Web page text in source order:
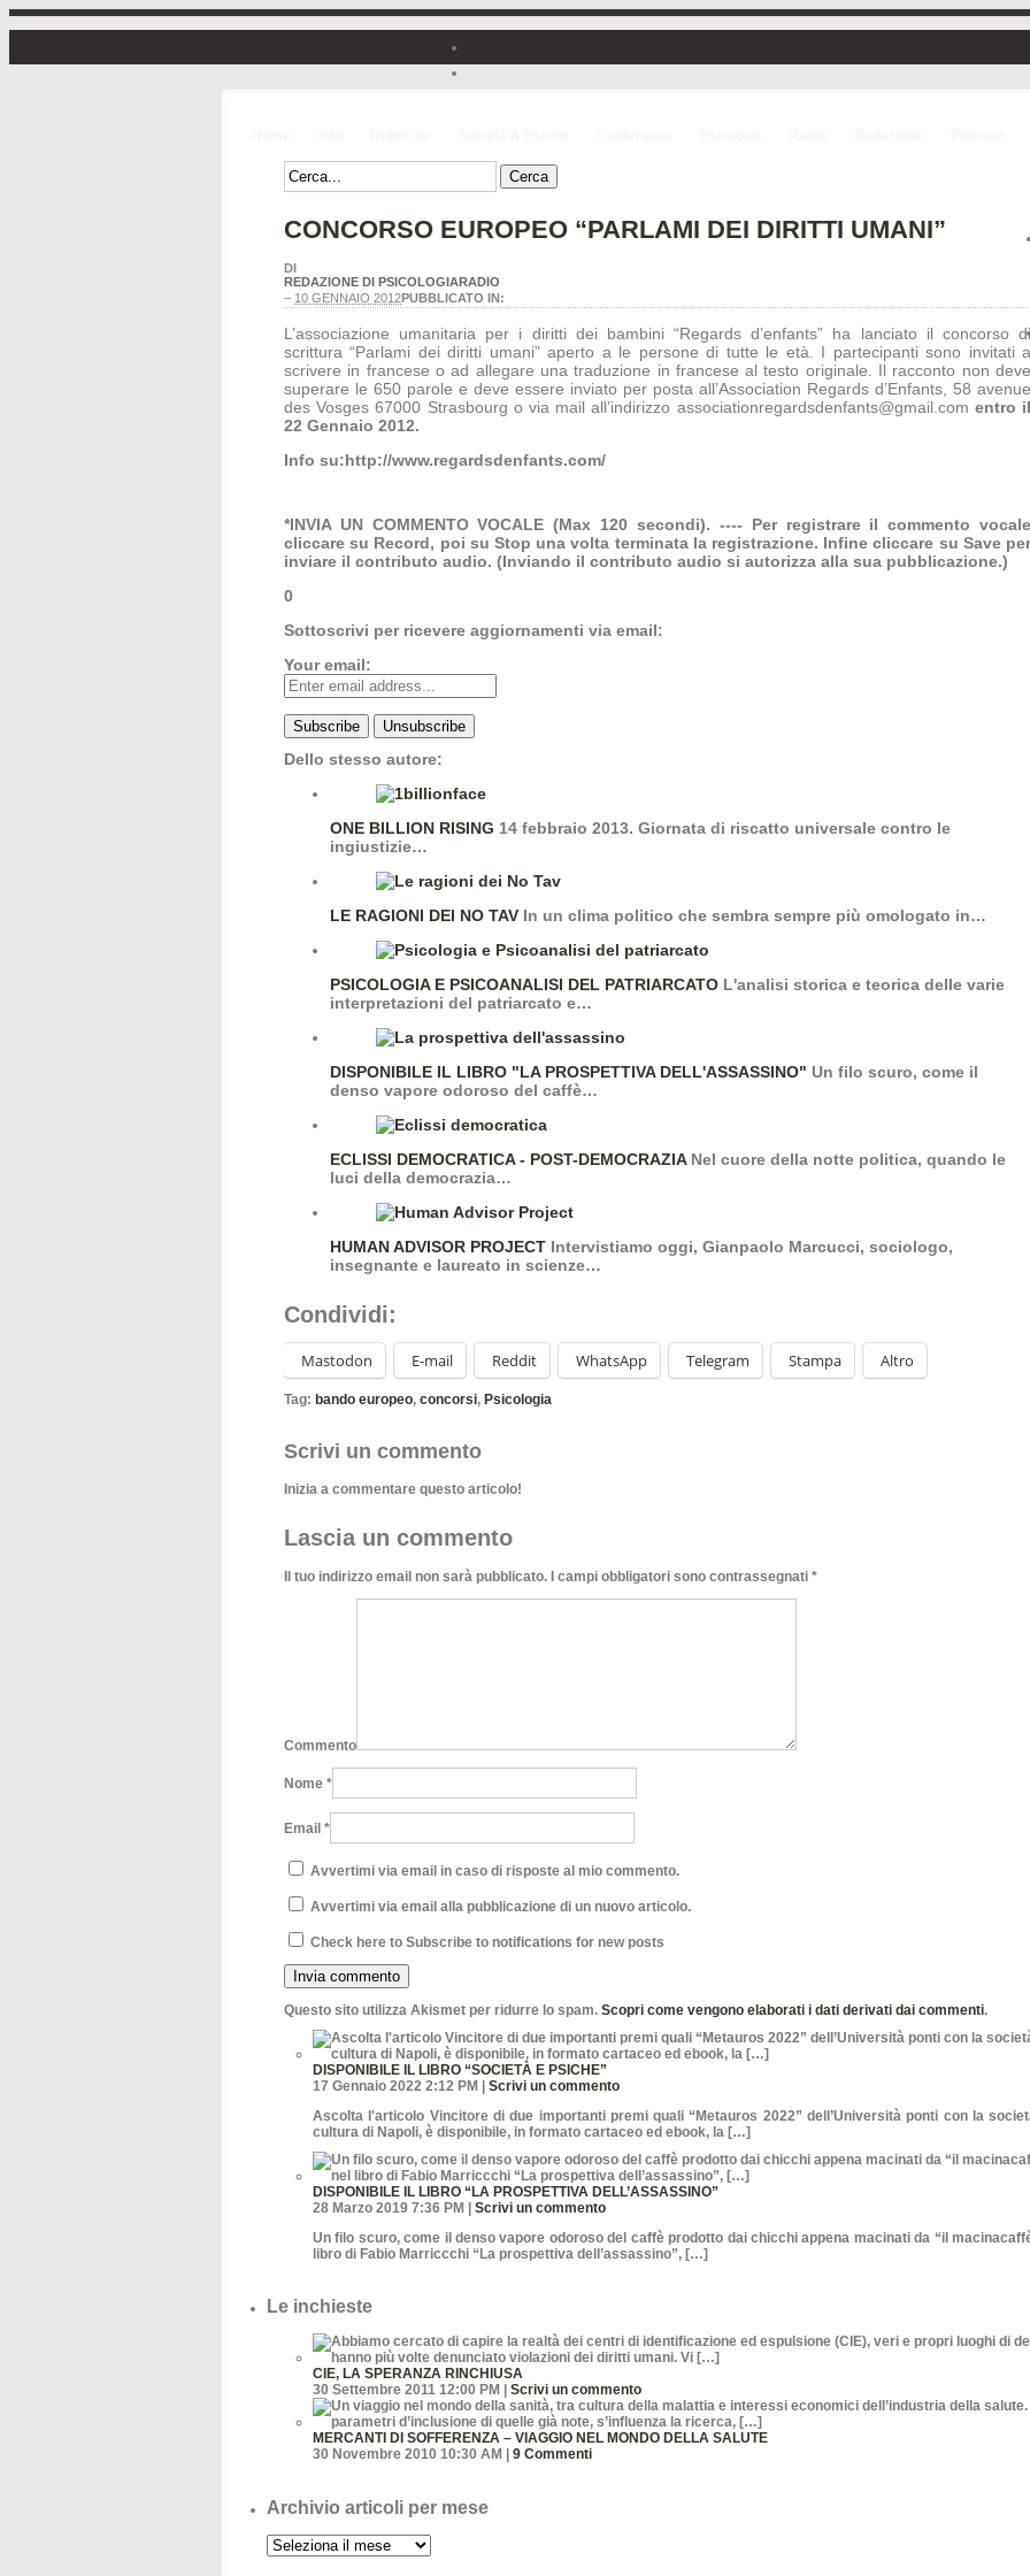
CONCORSO EUROPEO “PARLAMI DEI DIRITTI UMANI”
DI
REDAZIONE DI PSICOLOGIARADIO
– 10 GENNAIO 2012PUBBLICATO IN:
L’associazione umanitaria per i diritti dei bambini “Regards d’enfants” ha lanciato il concorso di
scrittura “Parlami dei diritti umani” aperto a le persone di tutte le età. I partecipanti sono invitati a
scrivere in francese o ad allegare una traduzione in francese al testo originale. Il racconto non deve
superare le 650 parole e deve essere inviato per posta all’Association Regards d’Enfants, 58 avenue
des Vosges 67000 Strasbourg o via mail all’indirizzo associationregardsdenfants@gmail.com entro
22 Gennaio 2012.
Info su:http://www.regardsdenfants.com/
*INVIA UN COMMENTO VOCALE (Max 120 secondi). ---- Per registrare il commento vocale
cliccare su Record, poi su Stop una volta terminata la registrazione. Infine cliccare su Save per
inviare il contributo audio. (Inviando il contributo audio si autorizza alla sua pubblicazione.)
0
Sottoscrivi per ricevere aggiornamenti via email:
Your email:
Dello stesso autore:
ONE BILLION RISING 14 febbraio 2013. Giornata di riscatto universale contro le
ingiustizie…
LE RAGIONI DEI NO TAV In un clima politico che sembra sempre più omologato in…
PSICOLOGIA E PSICOANALISI DEL PATRIARCATO L'analisi storica e teorica delle varie
interpretazioni del patriarcato e…
DISPONIBILE IL LIBRO "LA PROSPETTIVA DELL'ASSASSINO" Un filo scuro, come il
denso vapore odoroso del caffè…
ECLISSI DEMOCRATICA - POST-DEMOCRAZIANel cuore della notte politica, quando le
luci della democrazia…
HUMAN ADVISOR PROJECT Intervistiamo oggi, Gianpaolo Marcucci, sociologo,
insegnante e laureato in scienze…
Condividi:
Mastodon E-mail Reddit WhatsApp Telegram Stampa Altro
Tag: bando europeo, concorsi, Psicologia
Scrivi un commento
Inizia a commentare questo articolo!
Lascia un commento
Il tuo indirizzo email non sarà pubblicato. I campi obbligatori sono contrassegnati *
Commento
Nome *
Email *
Avvertimi via email in caso di risposte al mio commento.
Avvertimi via email alla pubblicazione di un nuovo articolo.
Check here to Subscribe to notifications for new posts
Questo sito utilizza Akismet per ridurre lo spam. Scopri come vengono elaborati i dati derivati dai commenti.
DISPONIBILE IL LIBRO “SOCIETÀ E PSICHE”
17 Gennaio 2022 2:12 PM | Scrivi un commento
Ascolta l'articolo Vincitore di due importanti premi quali “Metauros 2022” dell’Università ponti con la
cultura di Napoli, è disponibile, in formato cartaceo ed ebook, la […]
DISPONIBILE IL LIBRO “LA PROSPETTIVA DELL’ASSASSINO”
28 Marzo 2019 7:36 PM | Scrivi un commento
Un filo scuro, come il denso vapore odoroso del caffè prodotto dai chicchi appena macinati da “il
libro di Fabio Marriccchi “La prospettiva dell’assassino”, […]
Le inchieste
CIE, LA SPERANZA RINCHIUSA
30 Settembre 2011 12:00 PM | Scrivi un commento
MERCANTI DI SOFFERENZA – VIAGGIO NEL MONDO DELLA SALUTE
30 Novembre 2010 10:30 AM | 9 Commenti
Archivio articoli per mese
Archivio
articoli